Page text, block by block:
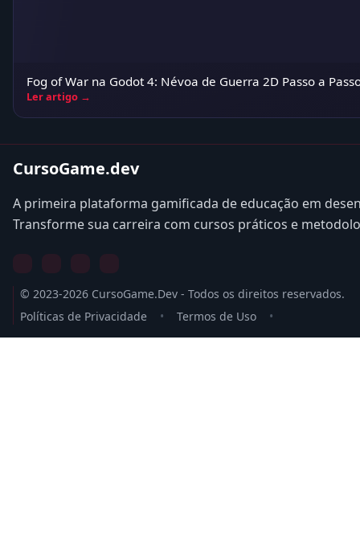
Fog of War na Godot 4: Névoa de Guerra 2D Passo a
Ler artigo →
CursoGame.dev
A primeira plataforma gamificada de educação em
Transforme sua carreira com cursos práticos e
© 2023-2026 CursoGame.Dev - Todos os direitos reservados.
Políticas de Privacidade
• Termos de Uso •